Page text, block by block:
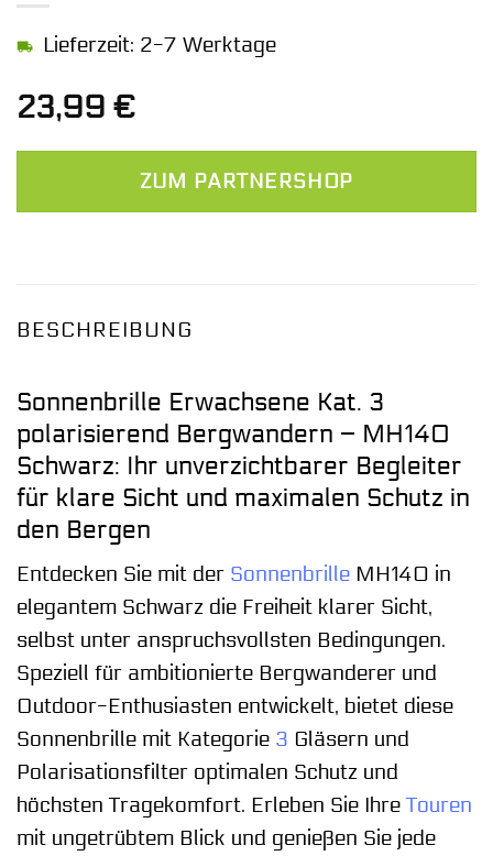
23,99 €
Lieferzeit: 2-7 Werktage
ZUM PARTNERSHOP
BESCHREIBUNG
Sonnenbrille Erwachsene Kat. 3
polarisierend Bergwandern – MH140
Schwarz: Ihr unverzichtbarer Begleiter
für klare Sicht und maximalen Schutz in
den Bergen
Entdecken Sie mit der Sonnenbrille MH140 in
elegantem Schwarz die Freiheit klarer Sicht,
selbst unter anspruchsvollsten Bedingungen.
Speziell für ambitionierte Bergwanderer und
Outdoor-Enthusiasten entwickelt, bietet diese
Sonnenbrille mit Kategorie 3 Gläsern und
Polarisationsfilter optimalen Schutz und
höchsten Tragekomfort. Erleben Sie Ihre Touren
mit ungetrübtem Blick und genießen Sie jede